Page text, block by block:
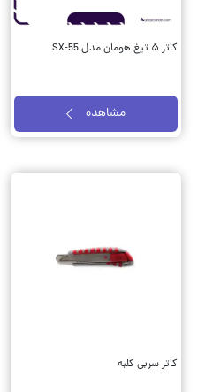
کاتر ۵ تیغ هومان مدل SX-55
مشاهده
کاتر سربی کلبه